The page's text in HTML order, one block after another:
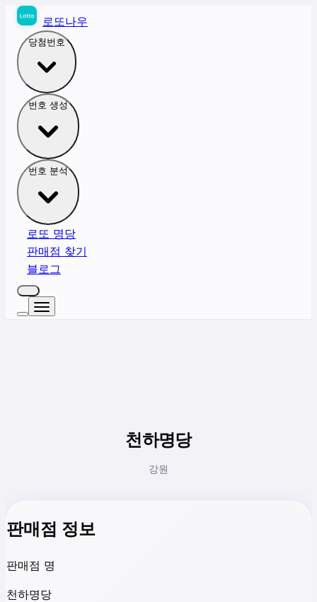
로또나우
당첨번호
번호 생성
번호 분석
로또 명당
판매점 찾기
블로그
천하명당
강원
판매점 정보
판매점 명
천하명당